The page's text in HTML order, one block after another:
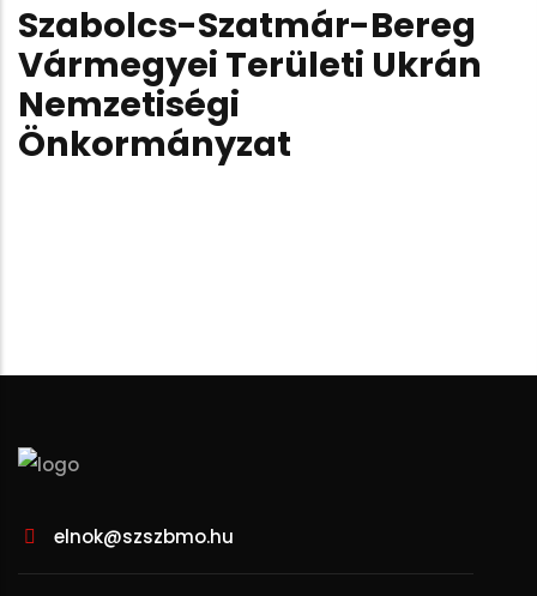
Szabolcs-Szatmár-Bereg
Vármegyei Területi Ukrán
Nemzetiségi
Önkormányzat
elnok@szszbmo.hu